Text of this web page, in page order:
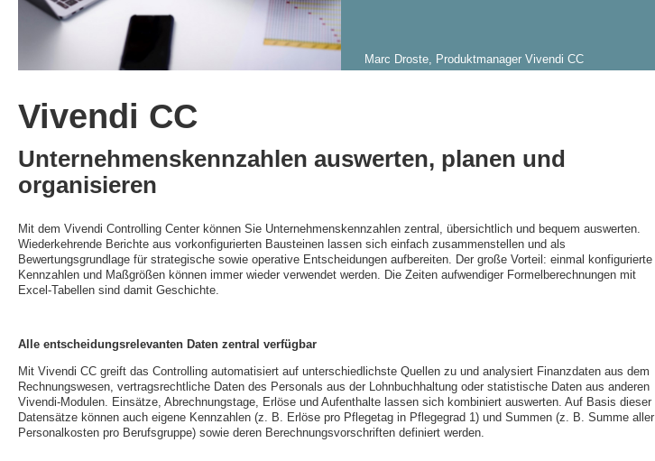
Marc Droste, Produktmanager Vivendi CC
Vivendi CC
Unternehmenskennzahlen auswerten, planen und
organisieren
Mit dem Vivendi Controlling Center können Sie Unternehmenskennzahlen zentral, übersichtlich und bequem auswerten.
Wiederkehrende Berichte aus vorkonfigurierten Bausteinen lassen sich einfach zusammenstellen und als
Bewertungsgrundlage für strategische sowie operative Entscheidungen aufbereiten. Der große Vorteil: einmal konfigurierte
Kennzahlen und Maßgrößen können immer wieder verwendet werden. Die Zeiten aufwendiger Formelberechnungen mit
Excel-Tabellen sind damit Geschichte.
Alle entscheidungsrelevanten Daten zentral verfügbar
Mit Vivendi CC greift das Controlling automatisiert auf unterschiedlichste Quellen zu und analysiert Finanzdaten aus dem
Rechnungswesen, vertragsrechtliche Daten des Personals aus der Lohnbuchhaltung oder statistische Daten aus anderen
Vivendi-Modulen. Einsätze, Abrechnungstage, Erlöse und Aufenthalte lassen sich kombiniert auswerten. Auf Basis dieser
Datensätze können auch eigene Kennzahlen (z. B. Erlöse pro Pflegetag in Pflegegrad 1) und Summen (z. B. Summe aller
Personalkosten pro Berufsgruppe) sowie deren Berechnungsvorschriften definiert werden.